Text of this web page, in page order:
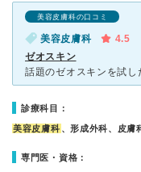
美容皮膚科の口コミ
美容皮膚科
4.5
ゼオスキン
診療科目：
美容皮膚科 、形成外科、皮膚
専門医・資格：